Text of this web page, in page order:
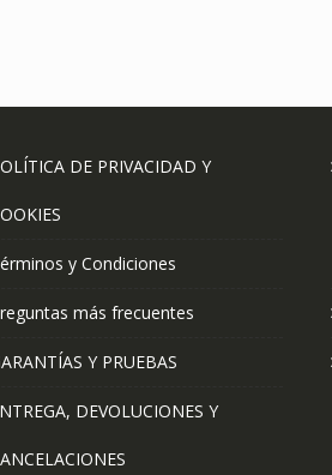
DE PRIVACIDAD Y
y Condiciones
más frecuentes
Y PRUEBAS
DEVOLUCIONES Y